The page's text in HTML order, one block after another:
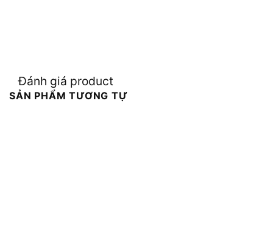
Đánh giá product
SẢN PHẨM TƯƠNG TỰ